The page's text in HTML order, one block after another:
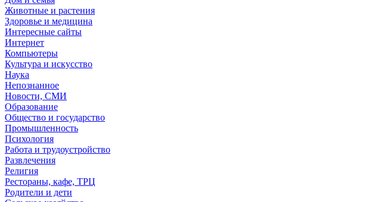
Животные и растения
Здоровье и медицина
Интересные сайты
Интернет
Компьютеры
Культура и искусство
Наука
Непознанное
Новости, СМИ
Образование
Общество и государство
Промышленность
Психология
Работа и трудоустройство
Развлечения
Религия
Рестораны, кафе, ТРЦ
Родители и дети